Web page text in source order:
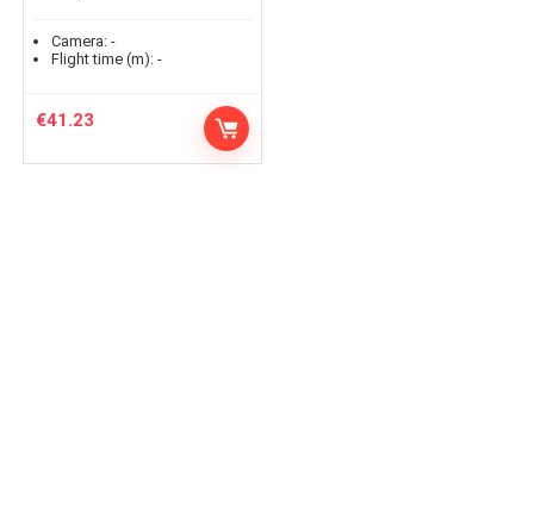
Camera: -
Flight time (m): -
€41.23